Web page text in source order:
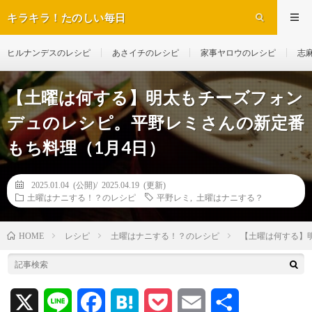
キラキラ！たのしい毎日
ヒルナンデスのレシピ あさイチのレシピ 家事ヤロウのレシピ 志
【土曜は何する】明太もチーズフォン
デュのレシピ。平野レミさんの新定番
もち料理（1月4日）
2025.01.04 (公開)/ 2025.04.19 (更新)
土曜はナニする！？のレシピ
平野レミ 土曜はナニする？
HOME レシピ 土曜はナニする！？のレシピ 【土曜は何する